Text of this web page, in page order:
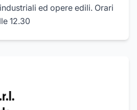
ed opere edili. Orari
12.30